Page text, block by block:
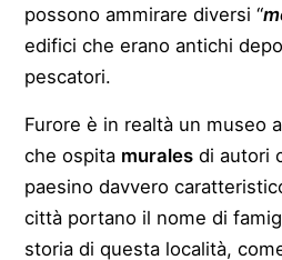
possono ammirare diversi “
edifici che erano antichi
pescatori.
Furore è in realtà un museo
che ospita murales di autori
paesino davvero
città portano il nome di
storia di questa località,